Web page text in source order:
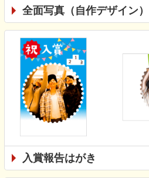
全面写真（自作デザイン）
入賞報告はがき